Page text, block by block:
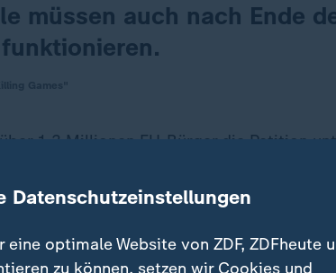
müssen auch nach Ende
1,3 Millionen EU-Bürger die Petition
Schwelle überschritten, ab der sich die
Datenschutzeinstellungen
eine optimale Website von ZDF, ZDFheute
zu können, setzen wir Cookies und